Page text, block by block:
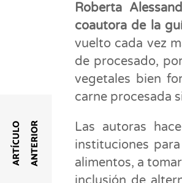
Roberta
coautora de la
vuelto cada vez
de procesado,
vegetales bien
carne procesada
Las autoras
instituciones
alimentos, a
A
R
T
Í
C
U
L
O
A
N
T
E
R
I
O R